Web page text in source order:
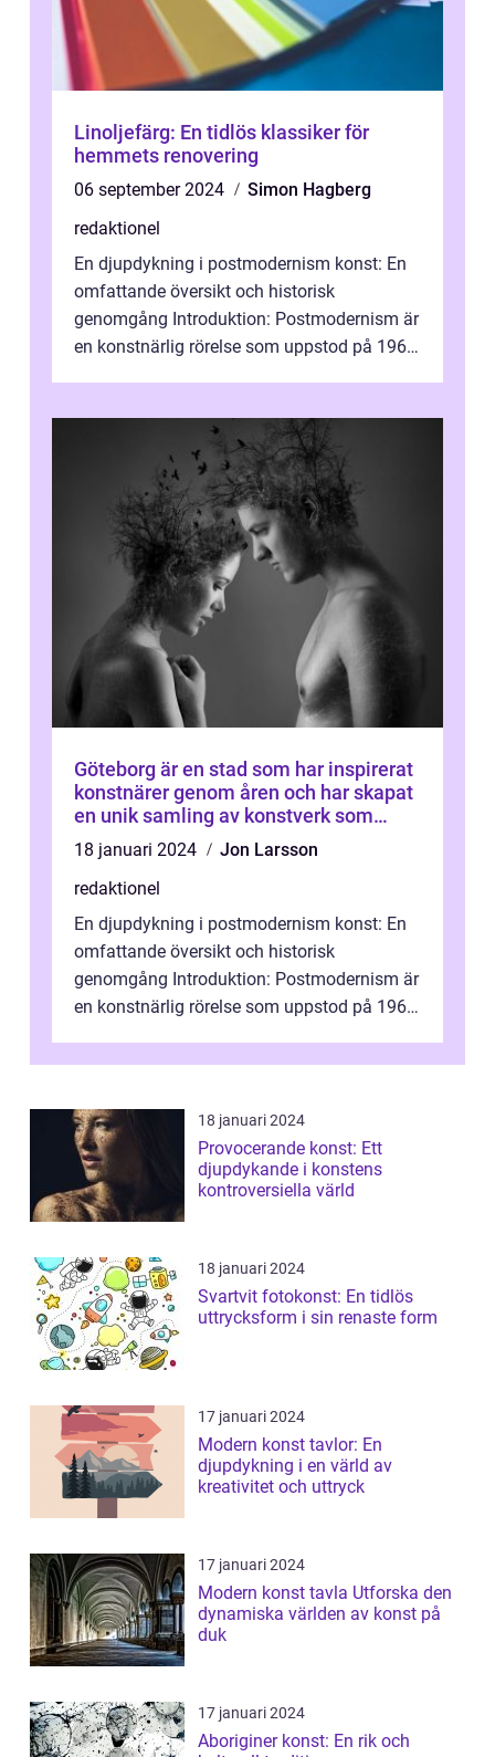
Linoljefärg: En tidlös klassiker för
hemmets renovering
06 september 2024
Simon Hagberg
redaktionel
En djupdykning i postmodernism konst: En
omfattande översikt och historisk
genomgång Introduktion: Postmodernism är
en konstnärlig rörelse som uppstod på 1960-
Göteborg är en stad som har inspirerat
konstnärer genom åren och har skapat
en unik samling av konstverk som
representerar staden
18 januari 2024
Jon Larsson
redaktionel
En djupdykning i postmodernism konst: En
omfattande översikt och historisk
genomgång Introduktion: Postmodernism är
en konstnärlig rörelse som uppstod på 1960-
18 januari 2024
Provocerande konst: Ett
djupdykande i konstens
kontroversiella värld
18 januari 2024
Svartvit fotokonst: En tidlös
uttrycksform i sin renaste form
17 januari 2024
Modern konst tavlor: En
djupdykning i en värld av
kreativitet och uttryck
17 januari 2024
Modern konst tavla Utforska den
dynamiska världen av konst på
duk
17 januari 2024
Aboriginer konst: En rik och